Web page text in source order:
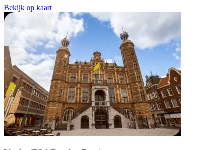
Bekijk op kaart